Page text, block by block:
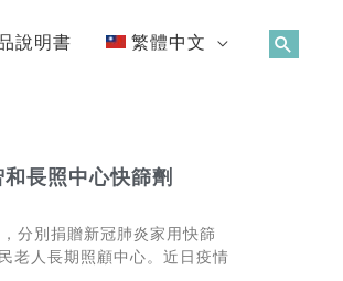
說明書 繁體中文
長照中心快篩劑
分別捐贈新冠肺炎家用快篩
老人長期照顧中心。近日疫情